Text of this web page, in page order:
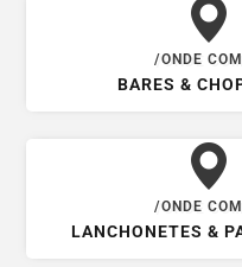
/ONDE
BARES &
/ONDE
LANCHONETES &